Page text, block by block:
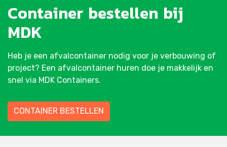
Container bestellen bij
MDK
Heb je een afvalcontainer nodig voor je verbouwing of
project? Een afvalcontainer huren doe je makkelijk en
snel via MDK Containers.
CONTAINER BESTELLEN